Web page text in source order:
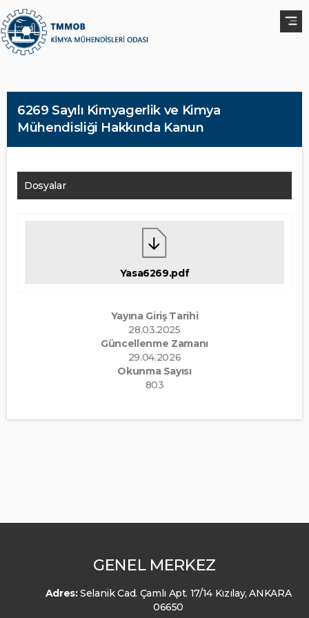
6269 Sayılı Kimyagerlik ve Kimya
Mühendisliği Hakkında Kanun
Dosyalar
Yasa6269.pdf
Yayına Giriş Tarihi
28.03.2025
Güncellenme Zamanı
29.04.2026
Okunma Sayısı
803
GENEL MERKEZ
Adres:Selanik Cad. Çamlı Apt. 17/14 Kızılay, ANKARA
06650